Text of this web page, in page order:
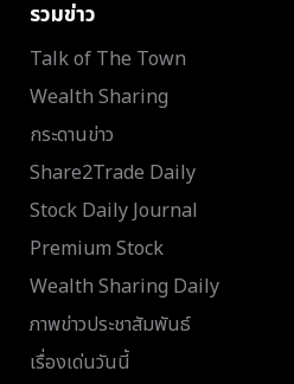
รวมข่าว
Talk of The Town
Wealth Sharing
กระดานข่าว
Share2Trade Daily
Stock Daily Journal
Premium Stock
Wealth Sharing Daily
ภาพข่าวประชาสัมพันธ์
เรื่องเด่นวันนี้